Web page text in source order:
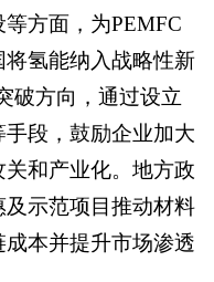
方面，为PEMFC
氢能纳入战略性新
破方向，通过设立
段，鼓励企业加大
和产业化。地方政
示范项目推动材料
本并提升市场渗透